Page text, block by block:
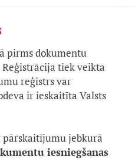
pirms dokumentu
tiek veikta
reģistrs var
ir ieskaitīta Valsts
pārskaitījumu jebkurā
iesniegšanas